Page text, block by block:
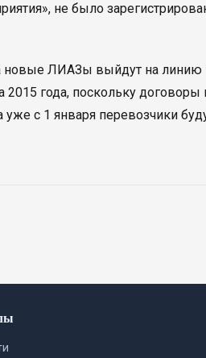
не было
новые ЛИАЗы выйдут на линию
2015 года, поскольку
уже с 1 января перевозчики